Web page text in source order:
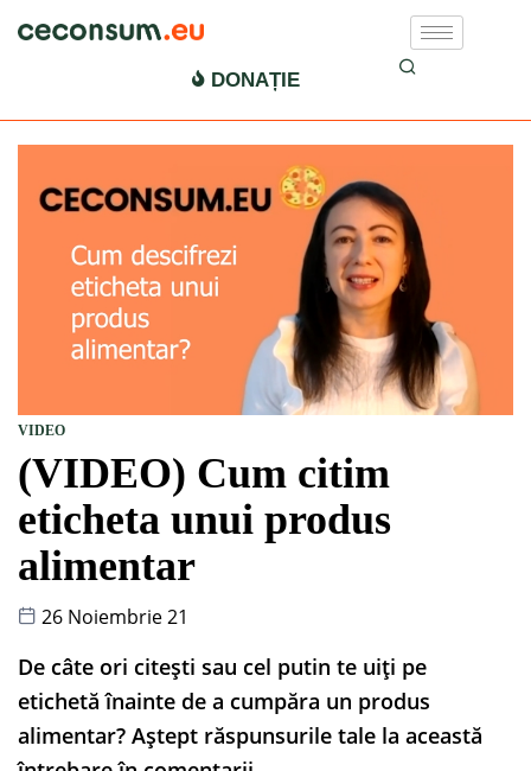
DONAȚIE
VIDEO
(VIDEO) Cum citim
eticheta unui produs
alimentar
26 Noiembrie 21
De câte ori citești sau cel putin te uiți pe
etichetă înainte de a cumpăra un produs
alimentar? Aștept răspunsurile tale la această